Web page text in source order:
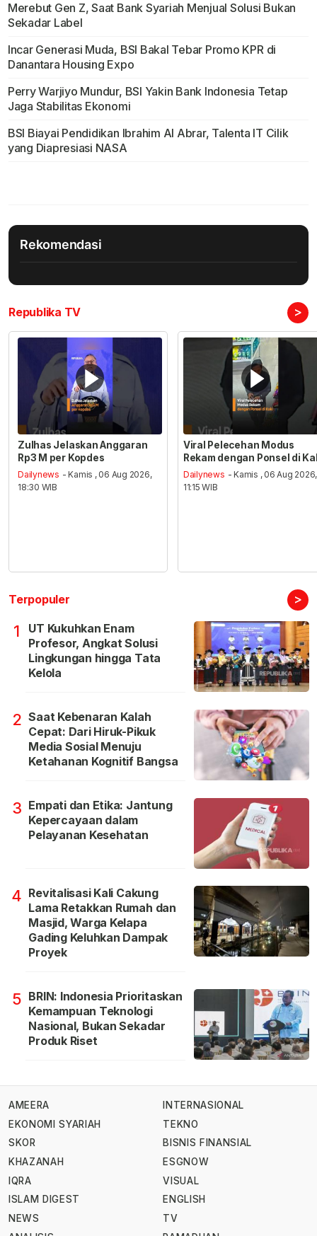
Merebut Gen Z, Saat Bank Syariah Menjual Solusi Bukan
Sekadar Label
Incar Generasi Muda, BSI Bakal Tebar Promo KPR di
Danantara Housing Expo
Perry Warjiyo Mundur, BSI Yakin Bank Indonesia Tetap
Jaga Stabilitas Ekonomi
BSI Biayai Pendidikan Ibrahim Al Abrar, Talenta IT Cilik
yang Diapresiasi NASA
Rekomendasi
Republika TV >
Zulhas Jelaskan Anggaran
Rp3 M per Kopdes
Dailynews - Kamis , 06 Aug 2026,
18:30 WIB
Viral Pelecehan Modus
Rekam dengan Ponsel di
Dailynews - Kamis , 06 Aug 2026,
11:15 WIB
Terpopuler >
1
UT Kukuhkan Enam
Profesor, Angkat Solusi
Lingkungan hingga Tata
Kelola
2 Saat Kebenaran Kalah
Cepat: Dari Hiruk-Pikuk
Media Sosial Menuju
Ketahanan Kognitif Bangsa
3 Empati dan Etika: Jantung
Kepercayaan dalam
Pelayanan Kesehatan
4 Revitalisasi Kali Cakung
Lama Retakkan Rumah dan
Masjid, Warga Kelapa
Gading Keluhkan Dampak
Proyek
5 BRIN: Indonesia Prioritaskan
Kemampuan Teknologi
Nasional, Bukan Sekadar
Produk Riset
AMEERA
EKONOMI SYARIAH
SKOR
KHAZANAH
IQRA
ISLAM DIGEST
NEWS
INTERNASIONAL
TEKNO
BISNIS FINANSIAL
ESGNOW
VISUAL
ENGLISH
TV